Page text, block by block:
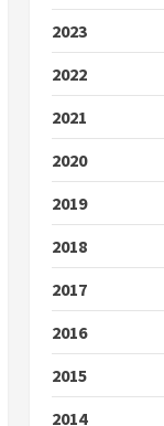
2023
2022
2021
2020
2019
2018
2017
2016
2015
2014